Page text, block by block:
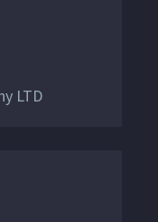
LTD